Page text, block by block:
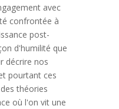
avec
confrontée à
post-
d'humilité que
décrire nos
pourtant ces
théories
où l'on vit une